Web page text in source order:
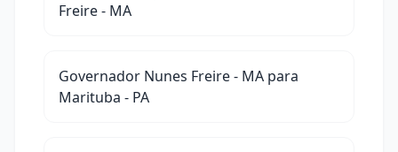
Freire - MA
Governador Nunes Freire - MA para
Marituba - PA